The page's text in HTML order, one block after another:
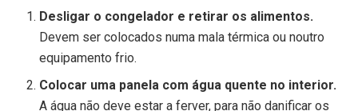
Desligar o congelador e retirar os alimentos.
Devem ser colocados numa mala térmica ou noutro
equipamento frio.
Colocar uma panela com água quente no interior.
A água não deve estar a ferver, para não danificar os